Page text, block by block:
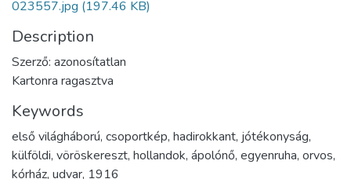
023557.jpg (197.46 KB)
Description
Szerző: azonosítatlan
Kartonra ragasztva
Keywords
első világháború, csoportkép, hadirokkant, jótékonyság,
külföldi, vöröskereszt, hollandok, ápolónő, egyenruha, orvos,
kórház, udvar, 1916